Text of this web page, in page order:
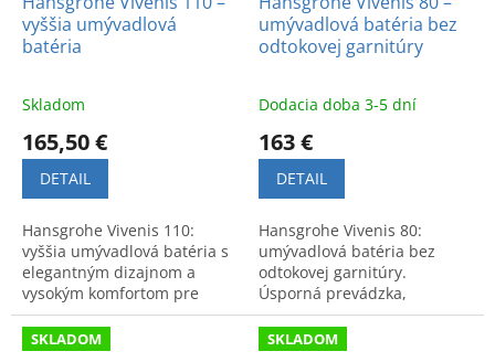
vyššia umývadlová
batéria
Skladom
165,50 €
DETAIL
Hansgrohe Vivenis 110:
vyššia umývadlová batéria s
elegantným dizajnom a
vysokým komfortom pre
modernú kúpeľňu. Model
bez odtokovej garnitúry.
umývadlová batéria bez
odtokovej garnitúry
Dodacia doba 3-5 dní
163 €
DETAIL
Hansgrohe Vivenis 80:
umývadlová batéria bez
odtokovej garnitúry.
Úsporná prevádzka,
moderný dizajn a vysoká
kvalita spracovania.
SKLADOM SKLADOM